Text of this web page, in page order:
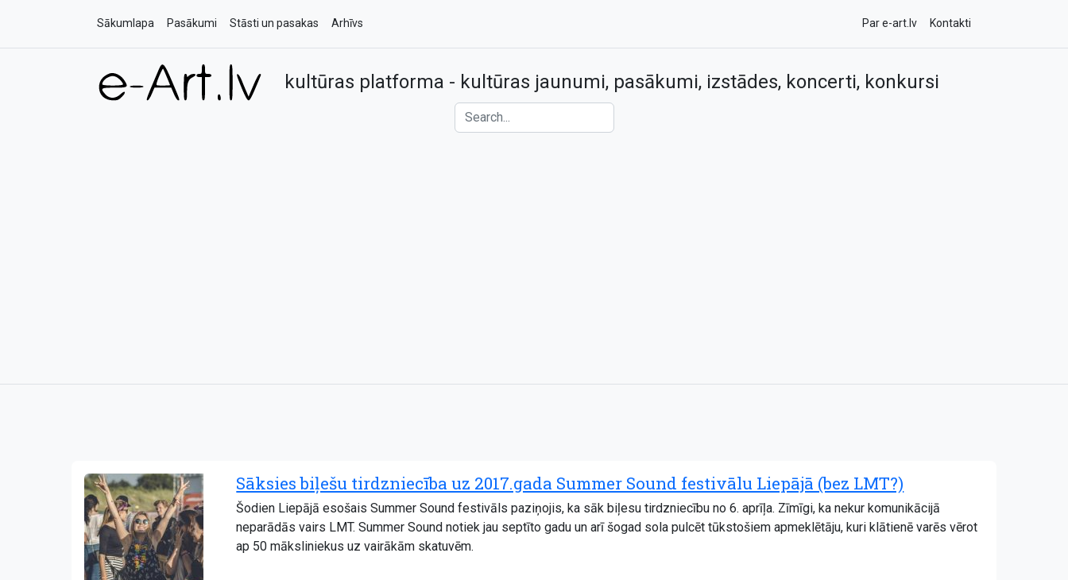
Sākumlapa Pasākumi Stāsti un pasakas Arhīvs Par e-art.lv Kontakti
kultūras platforma - kultūras jaunumi, pasākumi, izstādes, koncerti, konkursi
Sāksies biļešu tirdzniecība uz 2017.gada Summer Sound festivālu Liepājā (bez LMT?)
Šodien Liepājā esošais Summer Sound festivāls paziņojis, ka sāk biļesu tirdzniecību no 6. aprīļa. Zīmīgi, ka nekur komunikācijā
neparādās vairs LMT. Summer Sound notiek jau septīto gadu un arī šogad sola pulcēt tūkstošiem apmeklētāju, kuri klātienē varēs vērot
ap 50 māksliniekus uz vairākām skatuvēm.